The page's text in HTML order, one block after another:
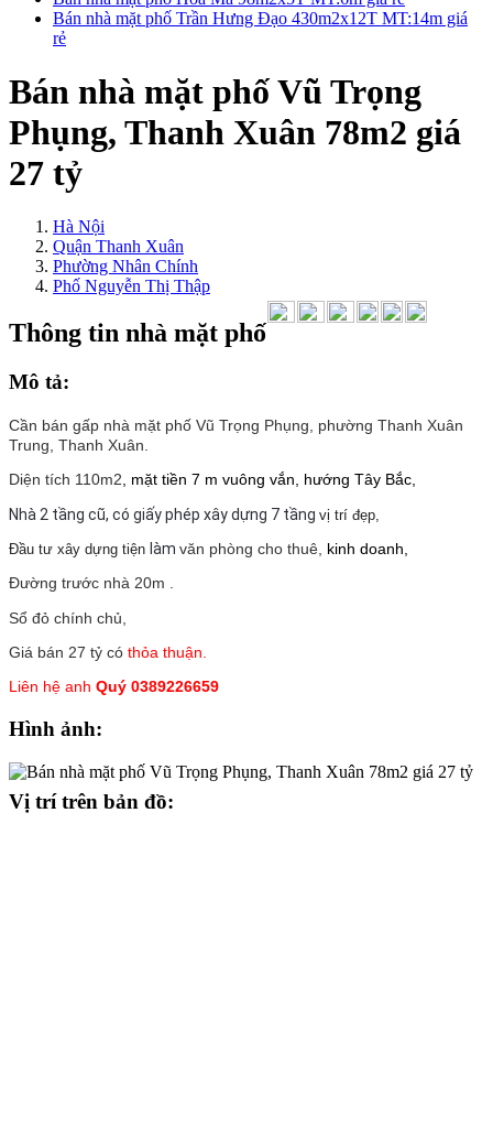
Bán nhà mặt phố Trần Hưng Đạo 430m2x12T MT:14m giá
rẻ
Bán nhà mặt phố Vũ Trọng
Phụng, Thanh Xuân 78m2 giá
27 tỷ
Hà Nội
Quận Thanh Xuân
Phường Nhân Chính
Phố Nguyễn Thị Thập
Thông tin nhà mặt phố
Mô tả:
Cần bán gấp nhà mặt phố Vũ Trọng Phụng, phường Thanh Xuân
Trung, Thanh Xuân.
Diện tích 110m2, mặt tiền 7 m vuông vắn, hướng Tây Bắc,
Nhà 2 tầng cũ, có giấy phép xây dựng 7 tầng vị trí đẹp,
Đầu tư xây dựng tiện làm văn phòng cho thuê, kinh doanh,
Đường trước nhà 20m .
Sổ đỏ chính chủ,
Giá bán 27 tỷ có thỏa thuận.
Liên hệ anh Quý 0389226659
Hình ảnh:
Vị trí trên bản đồ: